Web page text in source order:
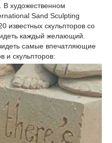
В художественном
Sand Sculpting
известных скульпторов со
каждый желающий.
самые впечатляющие
и скульпторов: